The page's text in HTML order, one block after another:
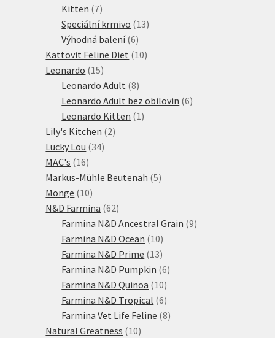
Kitten 77
produktů
Speciální krmivo 1313
Výhodná balení 66
produktů
Kattovit Feline Diet 1010
Leonardo 1515
produktů
Leonardo Adult 88
produktů
Leonardo Adult bez obilovin 66
Leonardo Kitten 1 1
Lily's Kitchen 22
Lucky Lou 3434
MAC's 1616
produktů
Markus-Mühle Beutenah 55
Monge 1010
produktů
N&D Farmina 6262
produktů
Farmina N&D Ancestral Grain 99
Farmina N&D Ocean 1010
produktů
Farmina N&D Prime 1313
produktů
Farmina N&D Pumpkin 66
Farmina N&D Quinoa 1010
produktů
Farmina N&D Tropical 66
produktů
Farmina Vet Life Feline 88
Natural Greatness 1010